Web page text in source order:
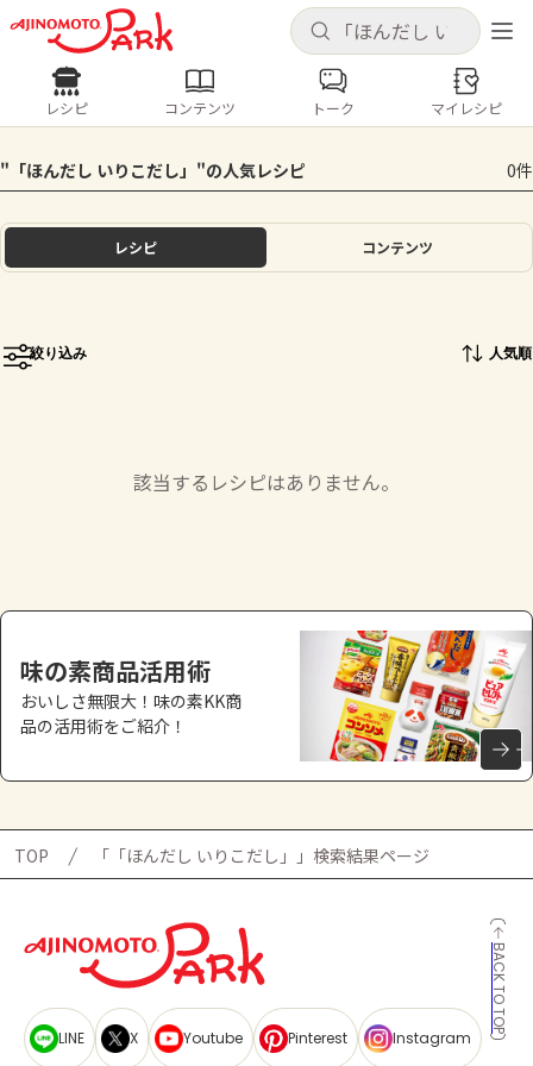
キャンセル
ログインするとレシピを保存できます
ログイン
ホーム
トーク
お買い物
AJINOMOTO PARK とは
キャンセル
レシピ コンテンツ
人気の食材・レシピ
きゅうり なす トマト
とうもろこし
レシピ コンテンツ トーク マイレシピ
"「ほんだし いりこだし」​"の人気レシピ 0件
レシピ コンテンツ
絞り込み 人気順
該当するレシピはありません。
味の素商品活用術
おいしさ無限大！味の素KK商
品の活用術をご紹介！
TOP 「「ほんだし いりこだし」​」検索結果ページ
BACK TO TOP
LINE X Youtube Pinterest Instagram